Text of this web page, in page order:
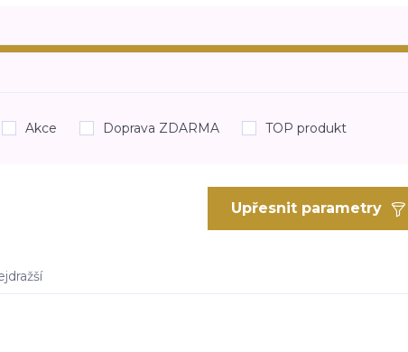
Upřesnit parametry
Akce Doprava ZDARMA TOP produkt